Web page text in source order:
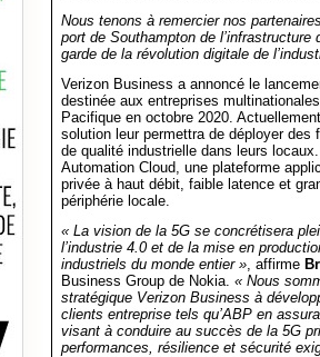
Nous tenons à remercier nos
port de Southampton de l’infrastructure
garde de la révolution digitale de
Verizon Business a annoncé le
destinée aux entreprises
Pacifique en octobre 2020.
solution leur permettra de déployer
de qualité industrielle dans leurs
Automation Cloud, une plateforme
privée à haut débit, faible latence et
périphérie locale.
« La vision de la 5G se concrétisera
l’industrie 4.0 et de la mise en
industriels du monde entier », affirme
Business Group de Nokia. « Nous
stratégique Verizon Business à
clients entreprise tels qu’ABP en
visant à conduire au succès de la 5G
performances, résilience et sécurité